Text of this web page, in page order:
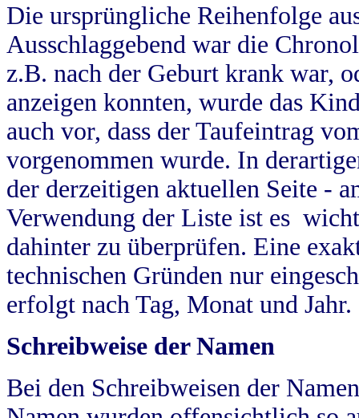
Die ursprüngliche Reihenfolge
Ausschlaggebend war die
z.B. nach der Geburt krank war,
anzeigen konnten, wurde das
auch vor, dass der Taufeintrag
vorgenommen wurde. In
der derzeitigen aktuellen Seite -
Verwendung der Liste ist es
dahinter zu überprüfen. Eine
technischen Gründen nur
erfolgt nach Tag, Monat und Jahr.
Schreibweise der Namen
Bei den Schreibweisen der